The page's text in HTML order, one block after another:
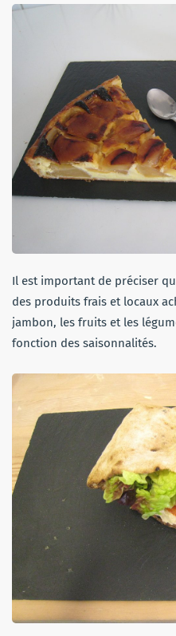
Il est important de préciser
des produits frais et locaux
jambon, les fruits et les
fonction des saisonnalités.